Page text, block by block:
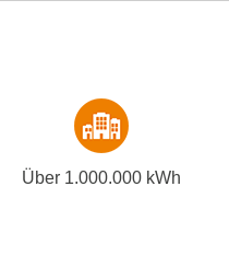
Über 1.000.000 kWh